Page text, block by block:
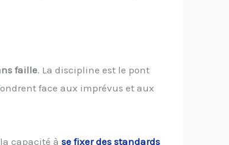
faille. La discipline est le pont
face aux imprévus et aux
capacité à se fixer des standards